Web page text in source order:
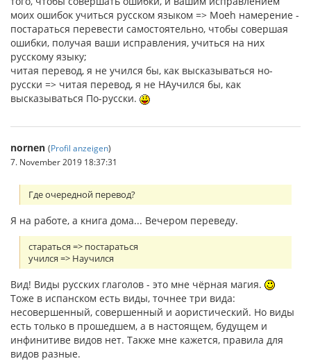
моих ошибок учиться русском языком => Моеh намерение -
постараться перевести самостоятельно, чтобы совершая
ошибки, получая ваши исправления, учиться на них
русскому языку;
читая перевод, я не учился бы, как высказываться но-
русски => читая перевод, я не НАучился бы, как
высказываться По-русски.
nornen (Profil anzeigen)
7. November 2019 18:37:31
Где очередной перевод?
Я на работе, а книга дома... Вечером переведу.
стараться => постараться
учился => Научился
Вид! Виды русских глаголов - это мне чёрная магия.
Тоже в испанском есть виды, точнее три вида:
несовершенный, совершенный и аористический. Но виды
есть только в прошедшем, а в настоящем, будущем и
инфинитиве видов нет. Также мне кажется, правила для
видов разные.